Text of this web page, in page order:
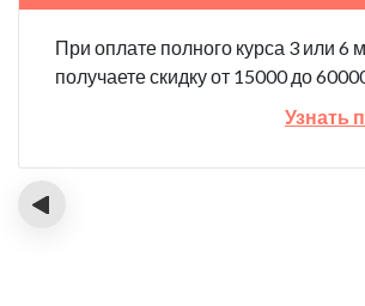
При оплате полного курса 3 или 6
получаете скидку от 15000 до
Узнать
‹